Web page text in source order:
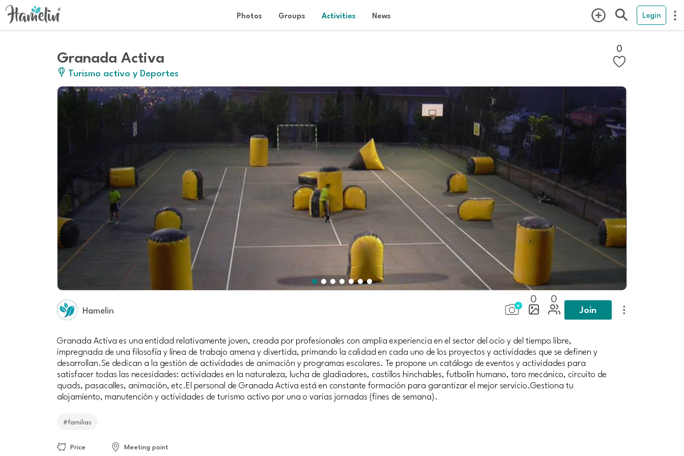
Photos Groups Activities News Login
Granada Activa
Turismo activo y Deportes
0
Hamelin
0 0
Join
Granada Activa es una entidad relativamente joven, creada por profesionales con amplia experiencia en el sector del ocio y del tiempo libre,
impregnada de una filosofía y línea de trabajo amena y divertida, primando la calidad en cada uno de los proyectos y actividades que se definen y
desarrollan.Se dedican a la gestión de actividades de animación y programas escolares. Te propone un catálogo de eventos y actividades para
satisfacer todas las necesidades: actividades en la naturaleza, lucha de gladiadores, castillos hinchables, futbolín humano, toro mecánico, circuito de
quads, pasacalles, animación, etc.El personal de Granada Activa está en constante formación para garantizar el mejor servicio.Gestiona tu
alojamiento, manutención y actividades de turismo activo por una o varias jornadas (fines de semana).
#familias
Price Meeting point